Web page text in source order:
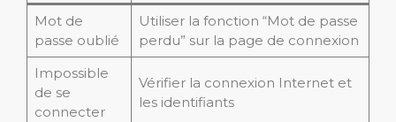
Mot de
passe oublié
Utiliser la fonction “Mot de passe
perdu” sur la page de connexion
Impossible
de se
connecter
Vérifier la connexion Internet et
les identifiants